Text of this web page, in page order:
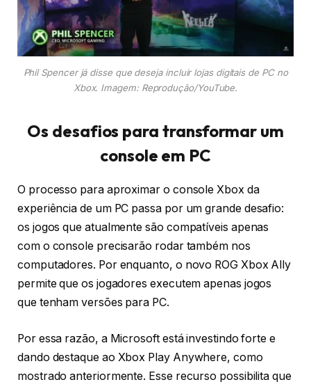
Phil Spencer já disse que deseja incluir lojas digitais de PC no
Xbox. Imagem: Reprodução/YouTube.
Os desafios para transformar um
console em PC
O processo para aproximar o console Xbox da
experiência de um PC passa por um grande desafio:
os jogos que atualmente são compatíveis apenas
com o console precisarão rodar também nos
computadores. Por enquanto, o novo ROG Xbox Ally
permite que os jogadores executem apenas jogos
que tenham versões para PC.
Por essa razão, a Microsoft está investindo forte e
dando destaque ao Xbox Play Anywhere, como
mostrado anteriormente. Esse recurso possibilita que